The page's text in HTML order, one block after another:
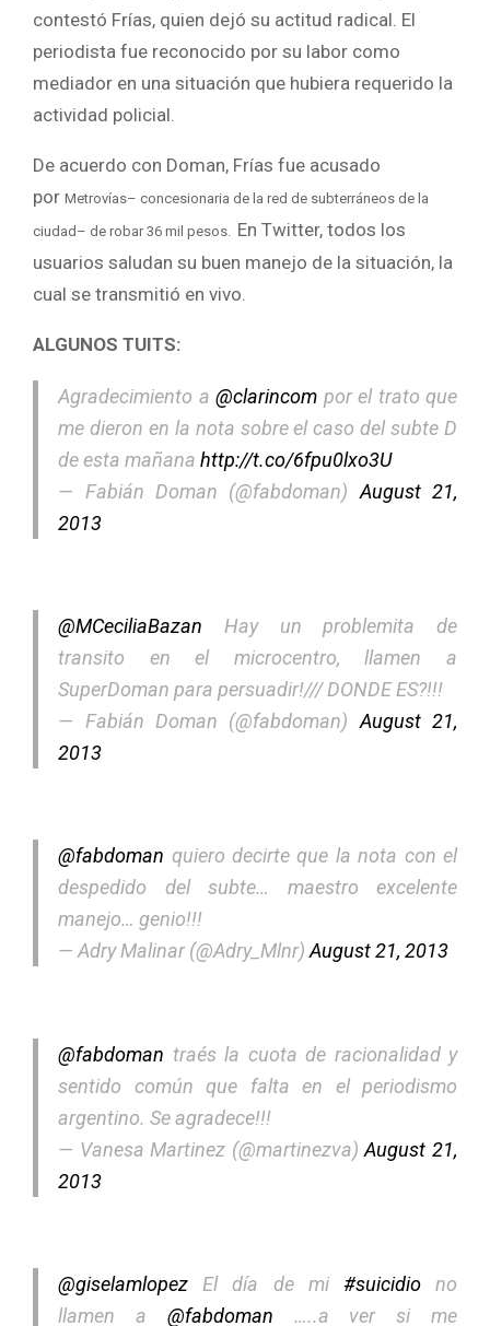
contestó Frías, quien dejó su actitud radical. El
periodista fue reconocido por su labor como
mediador en una situación que hubiera requerido la
actividad policial.
De acuerdo con Doman, Frías fue acusado
por Metrovías– concesionaria de la red de subterráneos de la
ciudad– de robar 36 mil pesos. En Twitter, todos los
usuarios saludan su buen manejo de la situación, la
cual se transmitió en vivo.
ALGUNOS TUITS:
Agradecimiento a@clarincom por el trato que
me dieron en la nota sobre el caso del subte D
de esta mañanahttp://t.co/6fpu0lxo3U
— Fabián Doman (@fabdoman) August 21,
2013
@MCeciliaBazan Hay un problemita de
transito en el microcentro, llamen a
SuperDoman para persuadir!/// DONDE ES?!!!
— Fabián Doman (@fabdoman) August 21,
2013
@fabdoman quiero decirte que la nota con el
despedido del subte… maestro excelente
manejo… genio!!!
— Adry Malinar (@Adry_Mlnr)August 21, 2013
@fabdoman traés la cuota de racionalidad y
sentido común que falta en el periodismo
argentino. Se agradece!!!
— Vanesa Martinez (@martinezva)August 21,
2013
@giselamlopez El día de mi #suicidiono
llamen a @fabdoman …..a ver si me